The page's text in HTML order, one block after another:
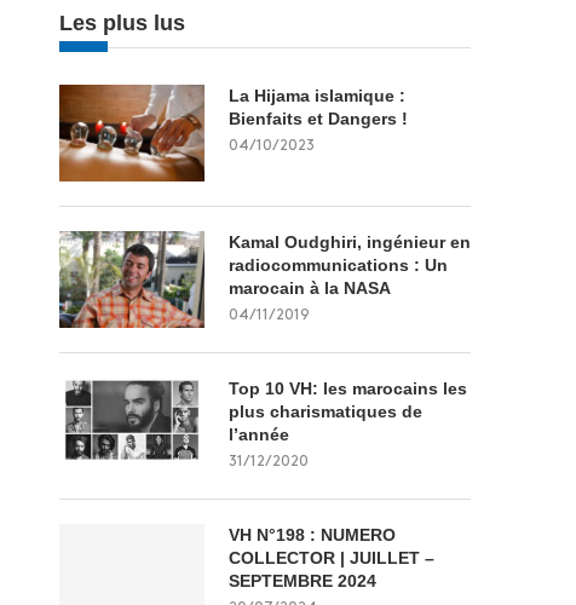
Les plus lus
La Hijama islamique :
Bienfaits et Dangers !
04/10/2023
Kamal Oudghiri, ingénieur en
radiocommunications : Un
marocain à la NASA
04/11/2019
Top 10 VH: les marocains les
plus charismatiques de
l’année
31/12/2020
VH N°198 : NUMERO
COLLECTOR | JUILLET –
SEPTEMBRE 2024